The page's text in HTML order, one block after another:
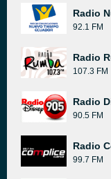
Radio
92.1 FM
Radio
107.3 FM
Radio
90.5 FM
Radio
99.7 FM